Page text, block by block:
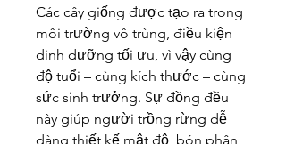
Các cây giống được tạo ra trong
môi trường vô trùng, điều kiện
dinh dưỡng tối ưu, vì vậy cùng
độ tuổi – cùng kích thước – cùng
sức sinh trưởng. Sự đồng đều
này giúp người trồng rừng dễ
dàng thiết kế mật độ, bón phân,